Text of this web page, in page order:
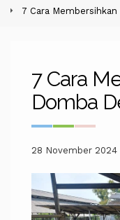
7 Cara
7 Cara
Domba
28 November 2024